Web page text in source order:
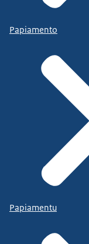
Papiamento
Papiamentu